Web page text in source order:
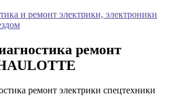
и ремонт электрики, электроники
ремонт